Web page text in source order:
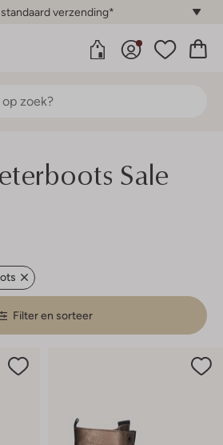
verzending*
Sale
Filter en sorteer